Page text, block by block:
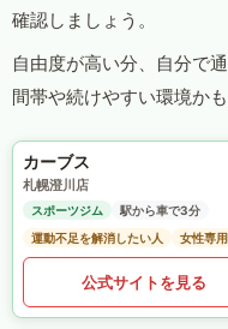
確認しましょう。
自由度が高い分、自分で
間帯や続けやすい環境か
カーブス
札幌澄川店
スポーツジム
駅から車で3分
運動不足を解消したい人
女性専
公式サイトを見る